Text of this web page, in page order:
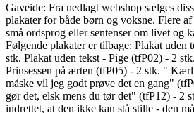
Gaveide: Fra nedlagt webshop sælges
plakater for både børn og voksne. Flere af
små ordsprog eller sentenser om livet og
Følgende plakater er tilbage: Plakat uden
stk. Plakat uden tekst - Pige (tfP02) - 2
Prinsessen på ærten (tfP05) - 2 stk. "
måske vil jeg godt prøve det en gang"
gør det, elsk mens du tør det" (tfP12) - 2
indrettet, at den ikke kan stå stille - den